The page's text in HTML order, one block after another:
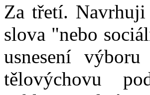
Za třetí.
slova "nebo
usnesení
tělovýchovu